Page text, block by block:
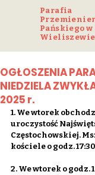
Parafia
Pańskiego w
Wieliszewie
OGŁOSZENIA
NIEDZIELA
2025 r.
1. We wtorek
uroczystość
Częstochowskiej.
kościele o godz.
2. We wtorek o godz.